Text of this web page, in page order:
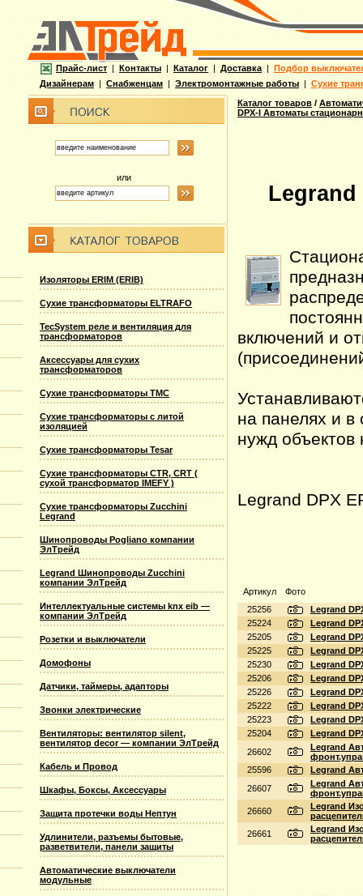
Прайс-лист | Контакты | Каталог | Доставка | Подбор
Дизайнерам | Снабженцам | Электромонтажные работы | Сухие
или
Изоляторы ERIM (ERIB)
Сухие трансформаторы ELTRAFO
TecSystem реле и вентиляция для
трансформаторов
Аксессуары для сухих
трансформаторов
Сухие трансформаторы TMC
Сухие трансформаторы с литой
изоляцией
Сухие трансформаторы Tesar
Сухие трансформаторы CTR, CRT (
сухой трансформатор IMEFY )
Сухие трансформаторы Zucchini
Legrand
Шинопроводы Pogliano компании
ЭлТрейд
Legrand Шинопроводы Zucchini
компании ЭлТрейд
Интеллектуальные системы knx eib —
компании ЭлТрейд
Розетки и выключатели
Домофоны
Датчики, таймеры, адапторы
Звонки электрические
Вентиляторы: вентилятор silent,
вентилятор decor — компании ЭлТрейд
Кабель и Провод
Шкафы, Боксы, Аксессуары
Защита протечки воды Нептун
Удлинители, разъемы бытовые,
разветвители, панели защиты
Автоматические выключатели
модульные
Каталог товаров /
DPX-I Автоматы
Legrand
включений и
на панелях и в
нужд объектов
Legrand DPX
Артикул
Фото
25256
Legrand
25224
Legrand
25205
Legrand
25225
Legrand
25230
Legrand
25206
Legrand
25226
Legrand
25222
Legrand
25223
Legrand
25204
Legrand
26602
Legrand
25596
Legrand
26607
Legrand
26660
Legrand
26661
Legrand